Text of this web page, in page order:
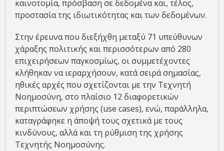
καινοτομία, πρόσβαση σε δεδομένα και, τέλος,
προστασία της ιδιωτικότητας και των δεδομένων.
Στην έρευνα που διεξήχθη μεταξύ 71 υπεύθυνων
χάραξης πολιτικής και περισσότερων από 280
επιχειρήσεων παγκοσμίως, οι συμμετέχοντες
κλήθηκαν να ιεραρχήσουν, κατά σειρά σημασίας,
ηθικές αρχές που σχετίζονται με την Τεχνητή
Νοημοσύνη, στο πλαίσιο 12 διαφορετικών
περιπτώσεων χρήσης (use cases), ενώ, παράλληλα,
καταγράφηκε η άποψή τους σχετικά με τους
κινδύνους, αλλά και τη ρύθμιση της χρήσης
Τεχνητής Νοημοσύνης.